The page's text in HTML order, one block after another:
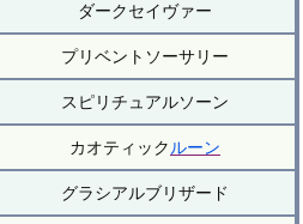
ダークセイヴァー
プリベントソーサリー
スピリチュアルソーン
カオティック ルーン
グラシアルブリザード